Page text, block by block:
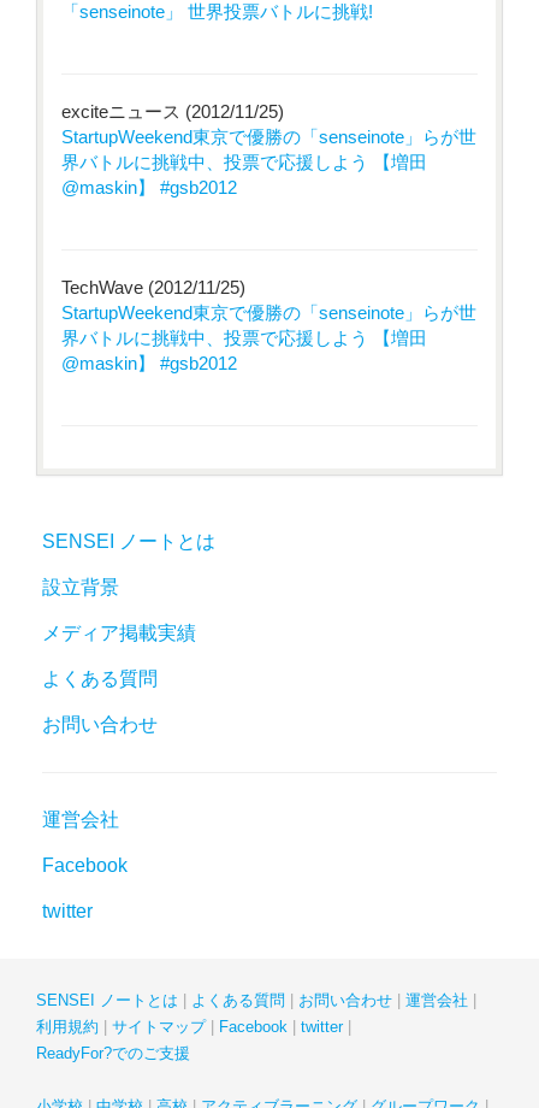
「senseinote」 世界投票バトルに挑戦!
exciteニュース (2012/11/25)
StartupWeekend東京で優勝の「senseinote」らが世
界バトルに挑戦中、投票で応援しよう 【増田
@maskin】 #gsb2012
TechWave (2012/11/25)
StartupWeekend東京で優勝の「senseinote」らが世
界バトルに挑戦中、投票で応援しよう 【増田
@maskin】 #gsb2012
SENSEI ノートとは
設立背景
メディア掲載実績
よくある質問
お問い合わせ
運営会社
Facebook
twitter
SENSEI ノートとは よくある質問 お問い合わせ
運営会社
利用規約
サイトマップ Facebook
twitter
ReadyFor?でのご支援